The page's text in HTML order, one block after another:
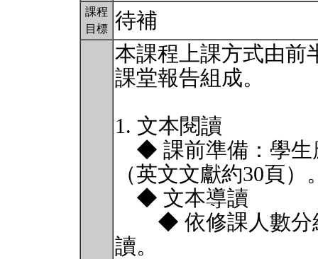
課程
目標 待補
本課程上課方式由前
課堂報告組成。
1. 文本閱讀
◆ 課前準備：學生
（英文文獻約30頁）
◆ 文本導讀
◆ 依修課人數分組
讀。